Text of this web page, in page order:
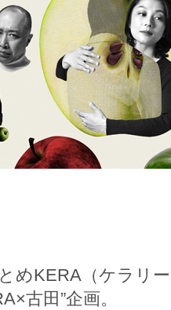
めKERA（ケラリ
古田”企画。